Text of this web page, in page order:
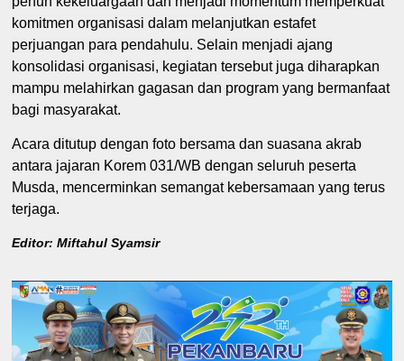
komitmen organisasi dalam melanjutkan estafet
perjuangan para pendahulu. Selain menjadi ajang
konsolidasi organisasi, kegiatan tersebut juga diharapkan
mampu melahirkan gagasan dan program yang bermanfaat
bagi masyarakat.
Acara ditutup dengan foto bersama dan suasana akrab
antara jajaran Korem 031/WB dengan seluruh peserta
Musda, mencerminkan semangat kebersamaan yang terus
terjaga.
Editor: Miftahul Syamsir